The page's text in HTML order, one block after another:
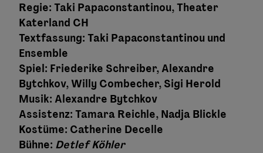
Regie: Taki Papaconstantinou, Theater
Katerland CH
Textfassung: Taki Papaconstantinou und
Ensemble
Spiel: Friederike Schreiber,Alexandre
Bytchkov, Willy Combecher, Sigi Herold
Musik: Alexandre Bytchkov
Assistenz: Tamara Reichle, Nadja Blickle
Kostüme: Catherine Decelle
Bühne: Detlef Köhler